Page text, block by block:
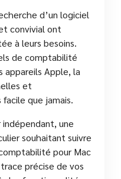
d’un logiciel
convivial ont
à leurs besoins.
de comptabilité
appareils Apple, la
et
que jamais.
une
souhaitant suivre
pour Mac
précise de vos